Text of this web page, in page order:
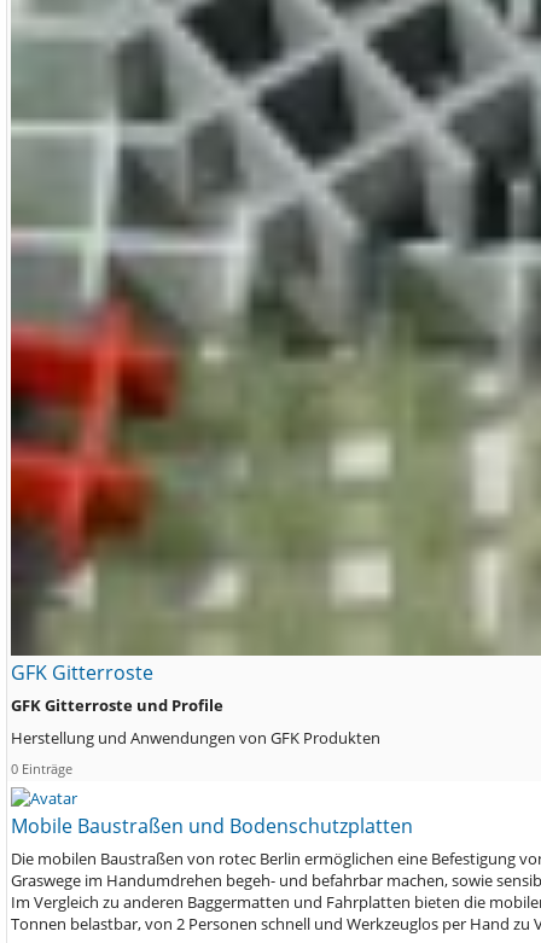
GFK Gitterroste
GFK Gitterroste und Profile
Herstellung und Anwendungen von GFK Produkten
0 Einträge
Mobile Baustraßen und Bodenschutzplatten
Die mobilen Baustraßen von rotec Berlin ermöglichen eine Befestigung
Graswege im Handumdrehen begeh- und befahrbar machen, sowie
Im Vergleich zu anderen Baggermatten und Fahrplatten bieten die
Tonnen belastbar, von 2 Personen schnell und Werkzeuglos per Hand zu